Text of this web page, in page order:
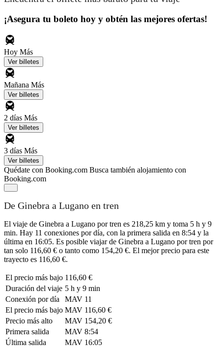
¡Asegura tu boleto hoy y obtén las mejores ofertas!
Hoy Más
Ver billetes
Mañana Más
Ver billetes
2 días Más
Ver billetes
3 días Más
Ver billetes
Quédate con Booking.com Busca también alojamiento con
Booking.com
De Ginebra a Lugano en tren
El viaje de Ginebra a Lugano por tren es 218,25 km y toma 5 h y 9
min. Hay 11 conexiones por día, con la primera salida en 8:54 y la
última en 16:05. Es posible viajar de Ginebra a Lugano por tren por
tan solo 116,60 € o tanto como 154,20 €. El mejor precio para este
trayecto es 116,60 €.
El precio más bajo 116,60 €
Duración del viaje 5 h y 9 min
Conexión por día
MAV 11
El precio más bajo MAV 116,60 €
Precio más alto
MAV 154,20 €
Primera salida
MAV 8:54
Última salida
MAV 16:05